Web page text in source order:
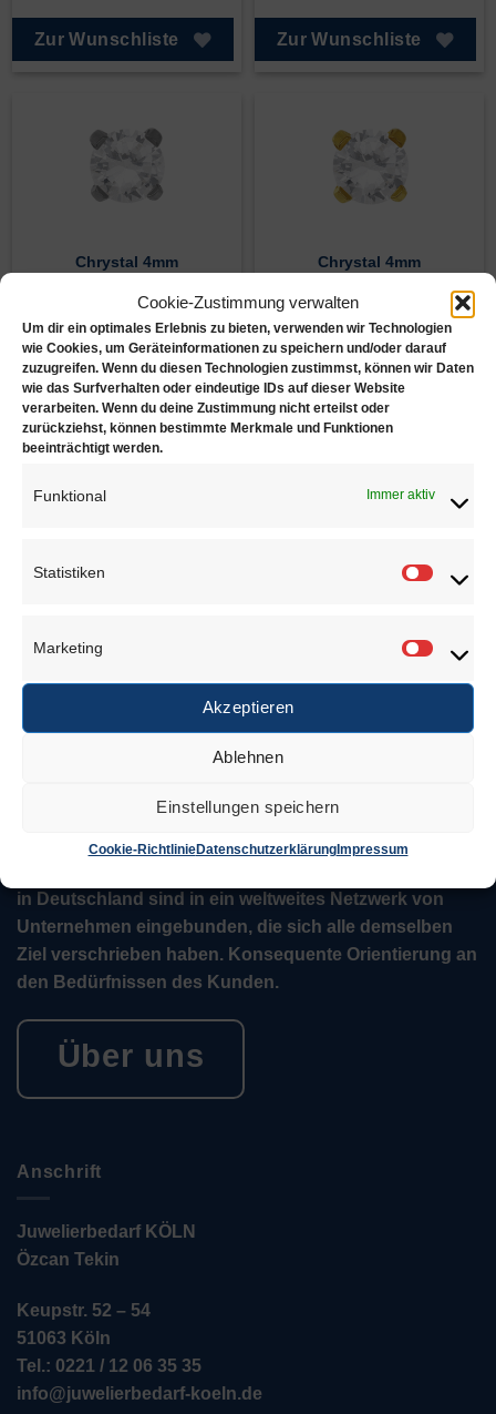
Cookie-Zustimmung verwalten
Um dir ein optimales Erlebnis zu bieten, verwenden wir Technologien
wie Cookies, um Geräteinformationen zu speichern und/oder darauf
zuzugreifen. Wenn du diesen Technologien zustimmst, können wir Daten
wie das Surfverhalten oder eindeutige IDs auf dieser Website
verarbeiten. Wenn du deine Zustimmung nicht erteilst oder
zurückziehst, können bestimmte Merkmale und Funktionen
beeinträchtigt werden.
Funktional Immer aktiv
Statistiken
Marketing
Akzeptieren
Ablehnen
Einstellungen speichern
Cookie-RichtlinieDatenschutzerklärungImpressum
Zur Wunschliste Zur Wunschliste
Chrystal 4mm
12,50
Zur Wunschliste
Chrystal 4mm
€ 12,90
Zur Wunschliste
Chrystal 5mm
Chrystal 6mm
Juwelierbedarf KÖLN
in Deutschland sind in ein weltweites Netzwerk von
Unternehmen eingebunden, die sich alle demselben
Ziel verschrieben haben. Konsequente Orientierung an
den Bedürfnissen des Kunden.
Über uns
Anschrift
Juwelierbedarf KÖLN
Özcan Tekin
Keupstr. 52 – 54
51063 Köln
Tel.: 0221 / 12 06 35 35
info@juwelierbedarf-koeln.de